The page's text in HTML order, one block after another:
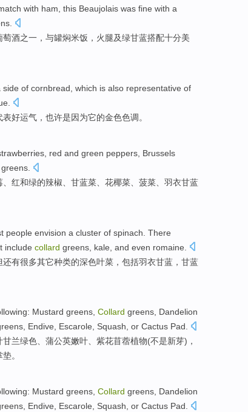
with ham this Beaujolais was fine with a
萄酒之一 ，与罐焖米饭 ，火腿及绿甘蓝搭配十分美
side of cornbread, which is also representative of
表好运气 ， 也许是因为它的金色色调。
red and green peppers , Brussels
greens.
红和绿的辣椒 甘蓝菜、 花椰菜 菠菜
羽衣甘蓝
people envision a cluster of spinach There
include collard greens, kale and even romaine
还有很多其它种类的深色叶菜， 包括羽衣甘蓝 ，甘蓝
: Mustard greens, Collard greens, Dandelion
Endive, Escarole, Squash, or Cactus Pad.
甘兰绿色、 蒲公英嫩叶、 紫花苜蓿植物(不是新芽)，
垫。
: Mustard greens Collard greens Dandelion
Endive , Escarole, Squash or Cactus Pad